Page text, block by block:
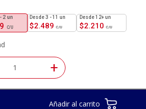
2 un
$2.489
3 - 11 un
$2.210
12+ un
+
Añadir al carrito